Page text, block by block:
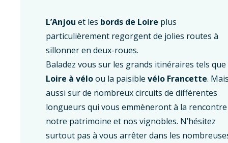
L’Anjou et les bords de Loire plus
particulièrement regorgent de jolies routes à
sillonner en deux-roues.
Baladez vous sur les grands itinéraires tels que
Loire à véloou la paisiblevélo Francette. Mais
aussi sur de nombreux circuits de différentes
longueurs qui vous emmèneront à la rencontre
notre patrimoine et nos vignobles. N’hésitez
surtout pas à vous arrêter dans les